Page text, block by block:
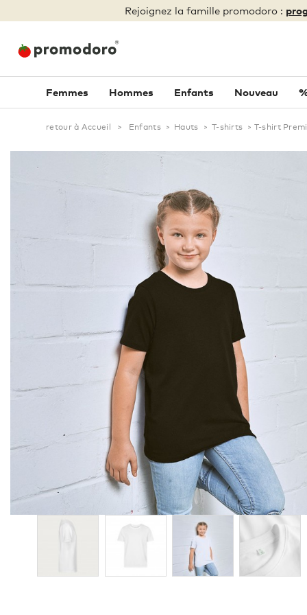
Rejoignez la famille promodoro :
Femmes Hommes Enfants Nouveau
retour à Accueil > Enfants > Hauts > T-shirts > T-shirt